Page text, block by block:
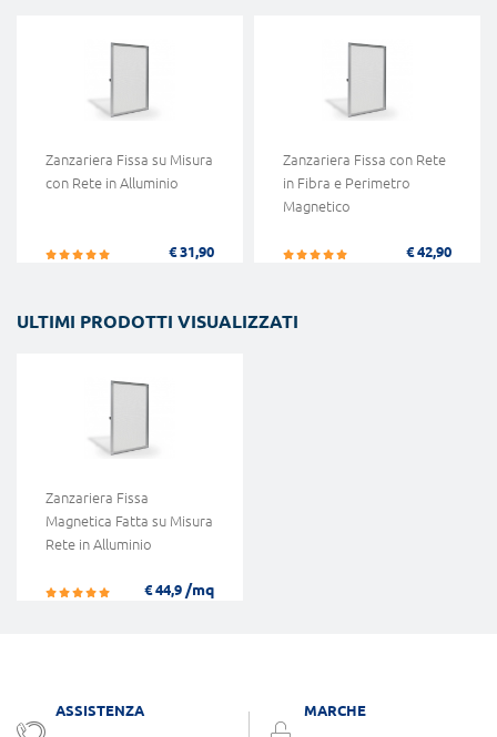
Zanzariera Fissa su Misura
con Rete in Alluminio
€ 31,90
Zanzariera Fissa con Rete
in Fibra e Perimetro
Magnetico
€ 42,90
ULTIMI PRODOTTI VISUALIZZATI
Zanzariera Fissa
Magnetica Fatta su Misura
Rete in Alluminio
€ 44,9 /mq
ASSISTENZA MARCHE